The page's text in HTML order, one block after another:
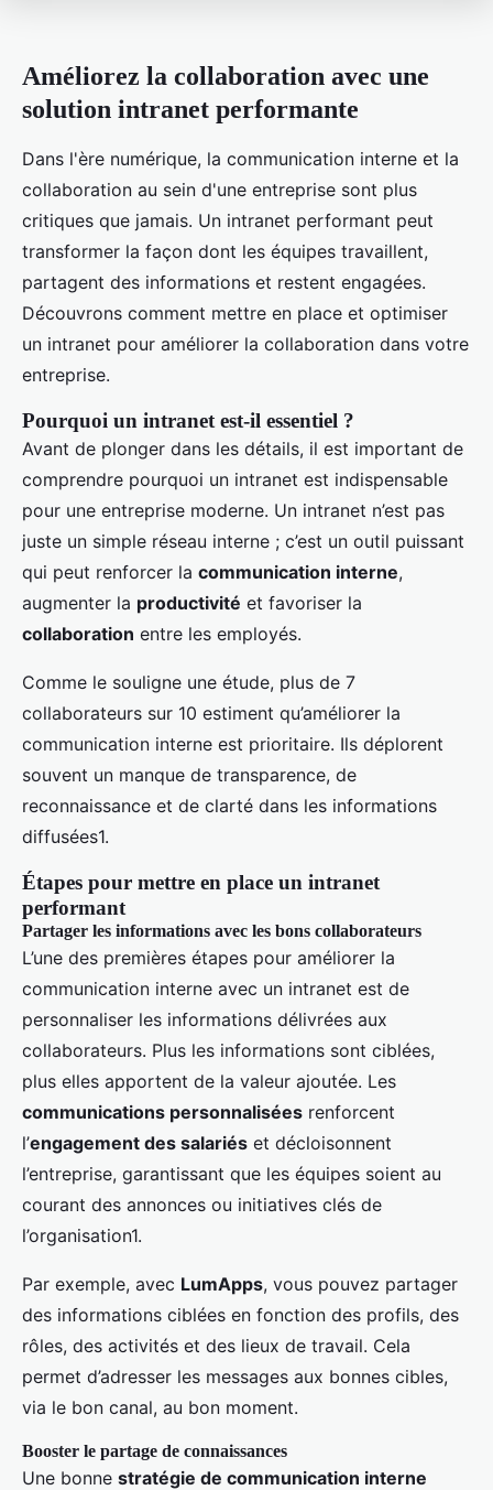
Améliorez la collaboration avec une
solution intranet performante
Dans l'ère numérique, la communication interne et la
collaboration au sein d'une entreprise sont plus
critiques que jamais. Un intranet performant peut
transformer la façon dont les équipes travaillent,
partagent des informations et restent engagées.
Découvrons comment mettre en place et optimiser
un intranet pour améliorer la collaboration dans votre
entreprise.
Pourquoi un intranet est-il essentiel ?
Avant de plonger dans les détails, il est important de
comprendre pourquoi un intranet est indispensable
pour une entreprise moderne. Un intranet n’est pas
juste un simple réseau interne ; c’est un outil puissant
qui peut renforcer la communication interne,
augmenter la productivité et favoriser la
collaboration entre les employés.
Comme le souligne une étude, plus de 7
collaborateurs sur 10 estiment qu’améliorer la
communication interne est prioritaire. Ils déplorent
souvent un manque de transparence, de
reconnaissance et de clarté dans les informations
diffusées1.
Étapes pour mettre en place un intranet
performant
Partager les informations avec les bons collaborateurs
L’une des premières étapes pour améliorer la
communication interne avec un intranet est de
personnaliser les informations délivrées aux
collaborateurs. Plus les informations sont ciblées,
plus elles apportent de la valeur ajoutée. Les
communications personnalisées renforcent
l’engagement des salariés et décloisonnent
l’entreprise, garantissant que les équipes soient au
courant des annonces ou initiatives clés de
l’organisation1.
Par exemple, avec LumApps, vous pouvez partager
des informations ciblées en fonction des profils, des
rôles, des activités et des lieux de travail. Cela
permet d’adresser les messages aux bonnes cibles,
via le bon canal, au bon moment.
Booster le partage de connaissances
Une bonne stratégie de communication interne